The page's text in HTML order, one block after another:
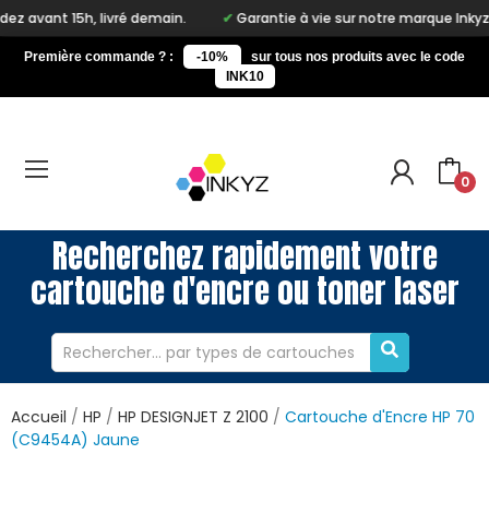
livré demain. Garantie à vie sur notre marque Inkyz
Première commande ? : -10%
sur tous nos produits avec le code
INK10
0
Recherchez rapidement votre
cartouche d'encre ou toner laser
Accueil HP HP DESIGNJET Z 2100
Cartouche d'Encre HP 70
(C9454A) Jaune